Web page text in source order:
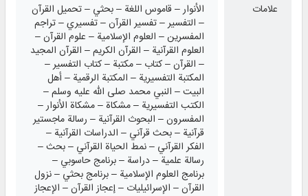
علامات
الأنوار – قاموس اللغة – بحثي – تحميل القرآن
– التفسير – تفسير القرآن – تفسيري – تراجم
المفسرين – العلوم الإسلامية – علوم القرآن –
العلوم القرآنية – القرآن الكريم – القرآن المجيد
– القرآن – كتاب – مكتبة – كتاب التفسير –
المكتبة التفسيرية – المكتبة الرقمية – أهل
البيت – النبي محمد صلى الله عليه وسلم –
الكتب التفسيرية – مشكاة – مشكاة الأنوار –
المفسرون – البحوث القرآنية – رسالة ماجستير
قرآنية – بحث قرآني – الدراسات القرآنية –
الفكر القرآني – نمط الحياة القرآني – بحث –
رسالة علمية – دراسة – برنامج حاسوبي –
برنامج العلوم الإسلامية – برنامج بحثي – نزول
القرآن – الإسرائيليات – إعجاز القرآن – الإعجاز